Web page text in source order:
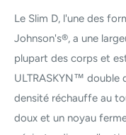
Le Slim D, l'une des
Johnson's®, a une
plupart des corps et
ULTRASKYN™ double
densité réchauffe au
doux et un noyau